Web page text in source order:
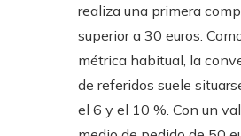
realiza una primera
superior a 30 euros.
métrica habitual, la
de referidos suele
el 6 y el 10 %. Con un